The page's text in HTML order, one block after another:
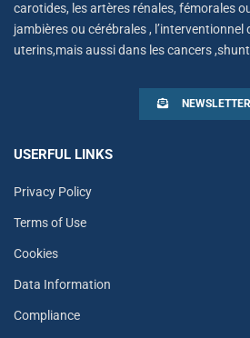
carotides, les artères rénales, fémorales
jambières ou cérébrales ,
uterins,mais aussi dans les cancers
NEWSLETTER
USERFUL LINKS
Privacy Policy
Terms of Use
Cookies
Data Information
Compliance